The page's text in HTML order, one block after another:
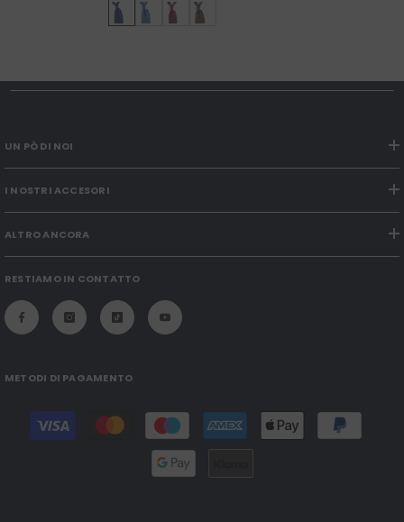
UN PÒ DI NOI
I NOSTRI ACCESORI
ALTRO ANCORA
RESTIAMO IN CONTATTO
METODI DI PAGAMENTO
Modalità
pagamento